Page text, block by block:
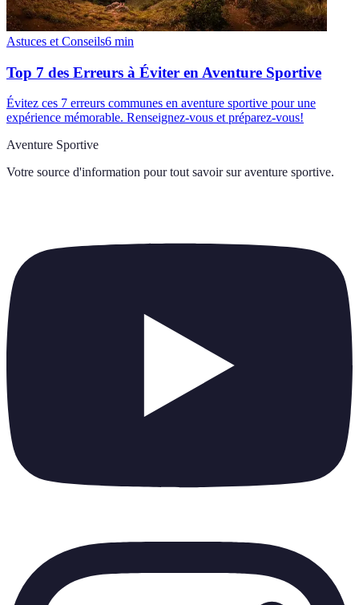
Astuces et Conseils6 min
Top 7 des Erreurs à Éviter en Aventure Sportive
Évitez ces 7 erreurs communes en aventure sportive pour une
expérience mémorable. Renseignez-vous et préparez-vous!
Aventure Sportive
Votre source d'information pour tout savoir sur aventure sportive.